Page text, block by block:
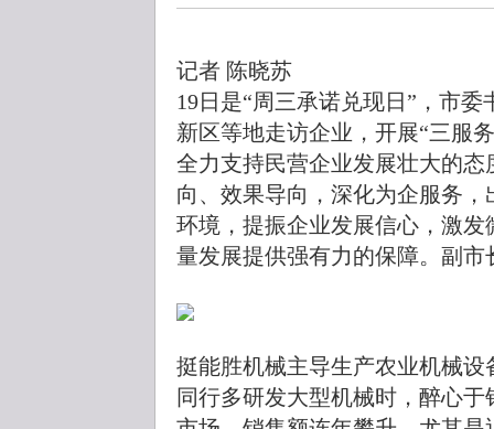
记者 陈晓苏
19日是“周三承诺兑现日”，市
新区等地走访企业，开展“三服
全力支持民营企业发展壮大的
向、效果导向，深化为企服务
环境，提振企业发展信心，激
量发展提供强有力的保障。副市
挺能胜机械主导生产农业机械
同行多研发大型机械时，醉心